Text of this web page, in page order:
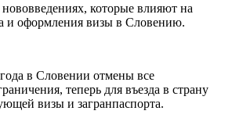
которые влияют на
и оформления визы в Словению.
в Словении отмены все
теперь для въезда в страну
визы и загранпаспорта.